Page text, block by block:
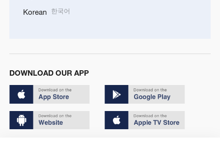
Korean 한국어
DOWNLOAD OUR APP